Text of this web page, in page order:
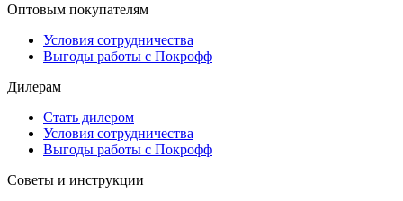
Оптовым покупателям
Условия сотрудничества
Выгоды работы с Покрофф
Дилерам
Стать дилером
Условия сотрудничества
Выгоды работы с Покрофф
Советы и инструкции